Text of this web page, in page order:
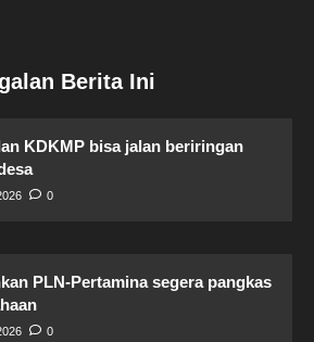
Berita Ini
KDKMP bisa jalan beriringan
0
PLN-Pertamina segera pangkas
0